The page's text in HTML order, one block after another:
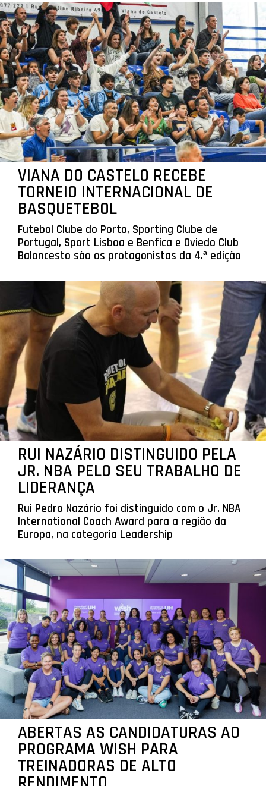
VIANA DO CASTELO RECEBE
TORNEIO INTERNACIONAL DE
BASQUETEBOL
Futebol Clube do Porto, Sporting Clube de
Portugal, Sport Lisboa e Benfica e Oviedo Club
Baloncesto são os protagonistas da 4.ª edição
RUI NAZÁRIO DISTINGUIDO PELA
JR. NBA PELO SEU TRABALHO DE
LIDERANÇA
Rui Pedro Nazário foi distinguido com o Jr. NBA
International Coach Award para a região da
Europa, na categoria Leadership
ABERTAS AS CANDIDATURAS AO
PROGRAMA WISH PARA
TREINADORAS DE ALTO